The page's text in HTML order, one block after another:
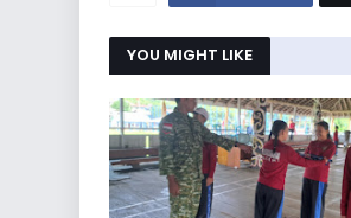
YOU MIGHT LIKE